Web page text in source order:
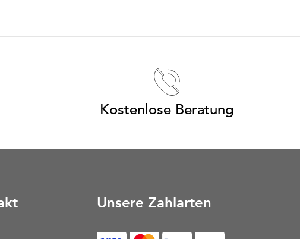
Kostenlose Beratung
Unsere Zahlarten